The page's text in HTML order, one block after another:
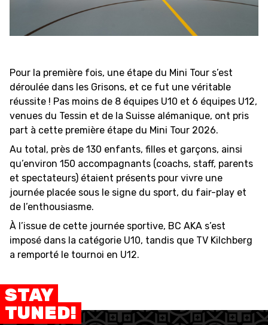
BASKET EN FAUTEUIL
MOBILIÈRE BASKETBALL
GAMES
NEWS CENTER
TV
APP
RESOURCE CENTER CALENDRIER SHOP
MEDIAS STATS
Pour la première fois, une étape du Mini Tour s’est
déroulée dans les Grisons, et ce fut une véritable
réussite ! Pas moins de 8 équipes U10 et 6 équipes U12,
venues du Tessin et de la Suisse alémanique, ont pris
part à cette première étape du Mini Tour 2026.
Au total, près de 130 enfants, filles et garçons, ainsi
qu’environ 150 accompagnants (coachs, staff, parents
et spectateurs) étaient présents pour vivre une
journée placée sous le signe du sport, du fair-play et
de l’enthousiasme.
À l’issue de cette journée sportive, BC AKA s’est
imposé dans la catégorie U10, tandis que TV Kilchberg
a remporté le tournoi en U12.
STAY
TUNED!